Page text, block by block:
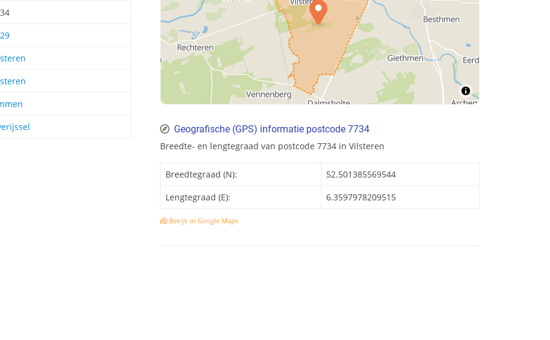
Geografische (GPS) informatie postcode 7734
Breedte- en lengtegraad van postcode 7734 in Vilsteren
Breedtegraad (N):
52.501385569544
Lengtegraad (E):
6.3597978209515
Bekijk in Google Maps